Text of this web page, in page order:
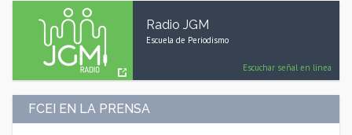
Radio JGM
Escuela de Periodismo
Escuchar señal en línea
FCEI EN LA PRENSA